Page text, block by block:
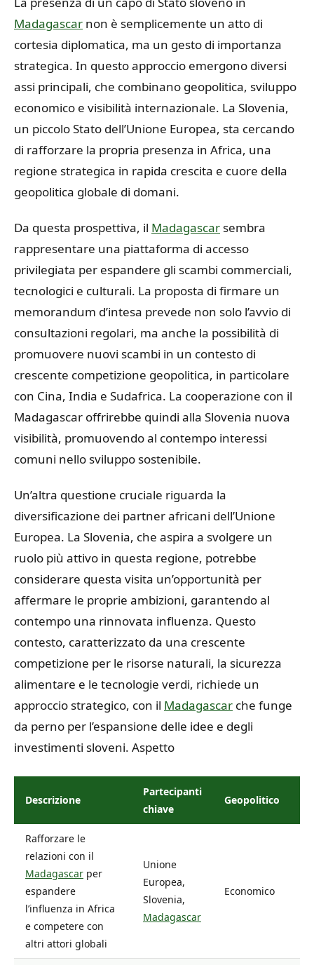
Madagascar non è semplicemente un atto di
cortesia diplomatica, ma un gesto di importanza
strategica. In questo approccio emergono diversi
assi principali, che combinano geopolitica, sviluppo
economico e visibilità internazionale. La Slovenia,
un piccolo Stato dell’Unione Europea, sta cercando
di rafforzare la propria presenza in Africa, una
regione strategica in rapida crescita e cuore della
geopolitica globale di domani.
Da questa prospettiva, il Madagascar sembra
rappresentare una piattaforma di accesso
privilegiata per espandere gli scambi commerciali,
tecnologici e culturali. La proposta di firmare un
memorandum d’intesa prevede non solo l’avvio di
consultazioni regolari, ma anche la possibilità di
promuovere nuovi scambi in un contesto di
crescente competizione geopolitica, in particolare
con Cina, India e Sudafrica. La cooperazione con il
Madagascar offrirebbe quindi alla Slovenia nuova
visibilità, promuovendo al contempo interessi
comuni nello sviluppo sostenibile.
Un’altra questione cruciale riguarda la
diversificazione dei partner africani dell’Unione
Europea. La Slovenia, che aspira a svolgere un
ruolo più attivo in questa regione, potrebbe
considerare questa visita un’opportunità per
affermare le proprie ambizioni, garantendo al
contempo una rinnovata influenza. Questo
contesto, caratterizzato da una crescente
competizione per le risorse naturali, la sicurezza
alimentare e le tecnologie verdi, richiede un
approccio strategico, con il Madagascar che funge
da perno per l’espansione delle idee e degli
investimenti sloveni. Aspetto
Descrizione
Partecipanti
chiave
Geopolitico
Rafforzare le
relazioni con il
Madagascar per
espandere
l’influenza in Africa
e competere con
altri attori globali
Unione
Europea,
Slovenia,
Madagascar
Economico